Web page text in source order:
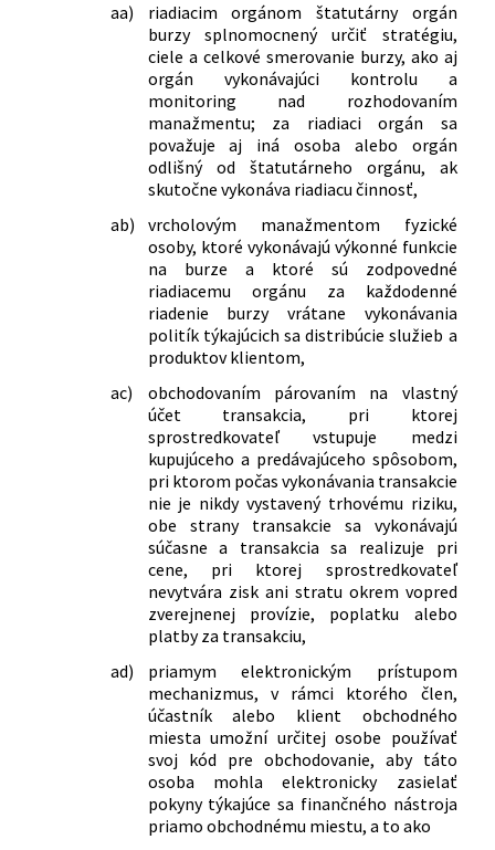
aa)
riadiacim orgánom štatutárny orgán
burzy splnomocnený určiť stratégiu,
ciele a celkové smerovanie burzy, ako aj
orgán vykonávajúci kontrolu a
monitoring nad rozhodovaním
manažmentu; za riadiaci orgán sa
považuje aj iná osoba alebo orgán
odlišný od štatutárneho orgánu, ak
skutočne vykonáva riadiacu činnosť,
ab)
vrcholovým manažmentom fyzické
osoby, ktoré vykonávajú výkonné funkcie
na burze a ktoré sú zodpovedné
riadiacemu orgánu za každodenné
riadenie burzy vrátane vykonávania
politík týkajúcich sa distribúcie služieb a
produktov klientom,
ac)
obchodovaním párovaním na vlastný
účet transakcia, pri ktorej
sprostredkovateľ vstupuje medzi
kupujúceho a predávajúceho spôsobom,
pri ktorom počas vykonávania transakcie
nie je nikdy vystavený trhovému riziku,
obe strany transakcie sa vykonávajú
súčasne a transakcia sa realizuje pri
cene, pri ktorej sprostredkovateľ
nevytvára zisk ani stratu okrem vopred
zverejnenej provízie, poplatku alebo
platby za transakciu,
ad)
priamym elektronickým prístupom
mechanizmus, v rámci ktorého člen,
účastník alebo klient obchodného
miesta umožní určitej osobe používať
svoj kód pre obchodovanie, aby táto
osoba mohla elektronicky zasielať
pokyny týkajúce sa finančného nástroja
priamo obchodnému miestu, a to ako